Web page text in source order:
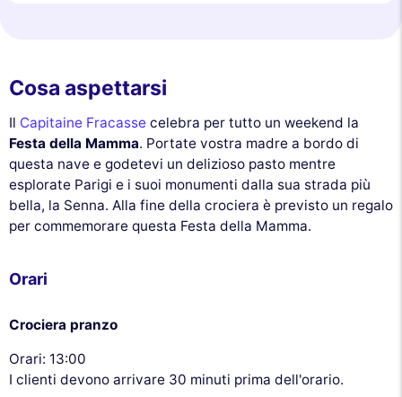
Cosa aspettarsi
Il Capitaine Fracasse celebra per tutto un weekend la
Festa della Mamma. Portate vostra madre a bordo di
questa nave e godetevi un delizioso pasto mentre
esplorate Parigi e i suoi monumenti dalla sua strada più
bella, la Senna. Alla fine della crociera è previsto un regalo
per commemorare questa Festa della Mamma.
Orari
Crociera pranzo
Orari: 13:00
I clienti devono arrivare 30 minuti prima dell'orario.